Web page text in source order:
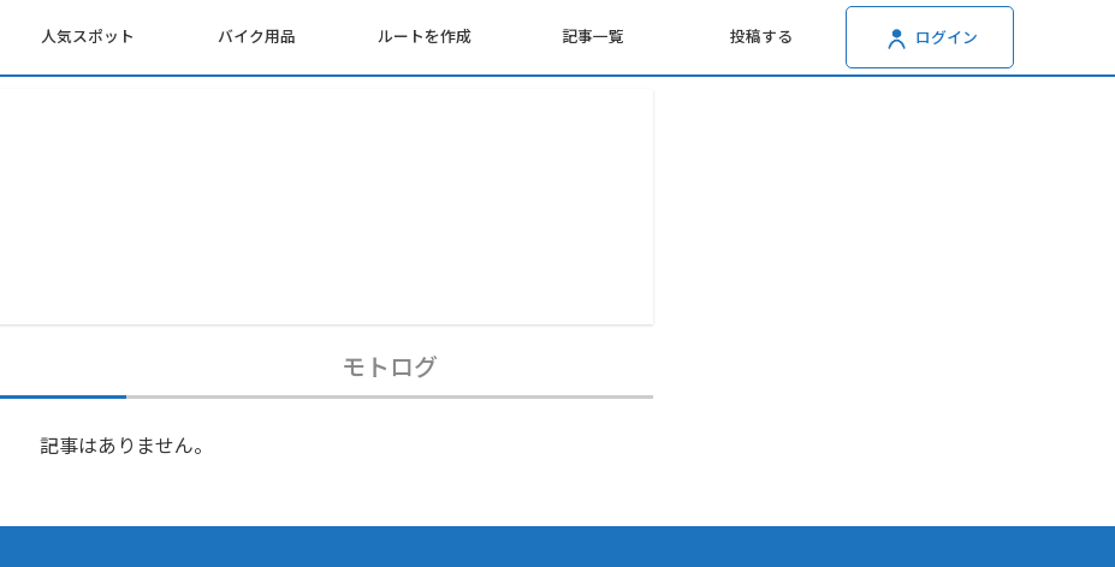
人気スポット バイク用品 ルートを作成 記事一覧 投稿する ログイン
モトログ
記事はありません。